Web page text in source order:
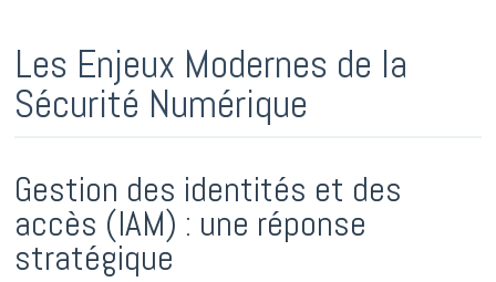
Les Enjeux Modernes de la
Sécurité Numérique
Gestion des identités et des
accès (IAM) : une réponse
stratégique